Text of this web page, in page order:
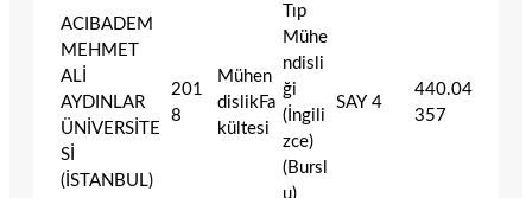
ACIBADEM
MEHMET
ALİ
AYDINLAR
ÜNİVERSİTE
Sİ
(İSTANBUL)
201
8
Mühen
dislikFa
kültesi
Tıp
Mühe
ndisli
ği
(İngili
zce)
(Bursl
u)
SAY 4
440.04
357